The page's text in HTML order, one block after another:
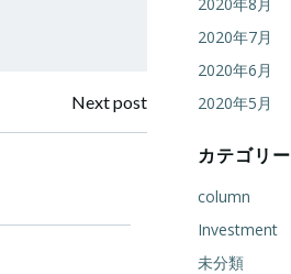
Next post
2020年7月
2020年6月
2020年5月
カテゴリー
column
Investment
未分類